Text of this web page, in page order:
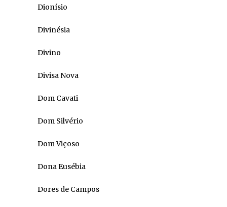
Dionísio
Divinésia
Divino
Divisa Nova
Dom Cavati
Dom Silvério
Dom Viçoso
Dona Eusébia
Dores de Campos